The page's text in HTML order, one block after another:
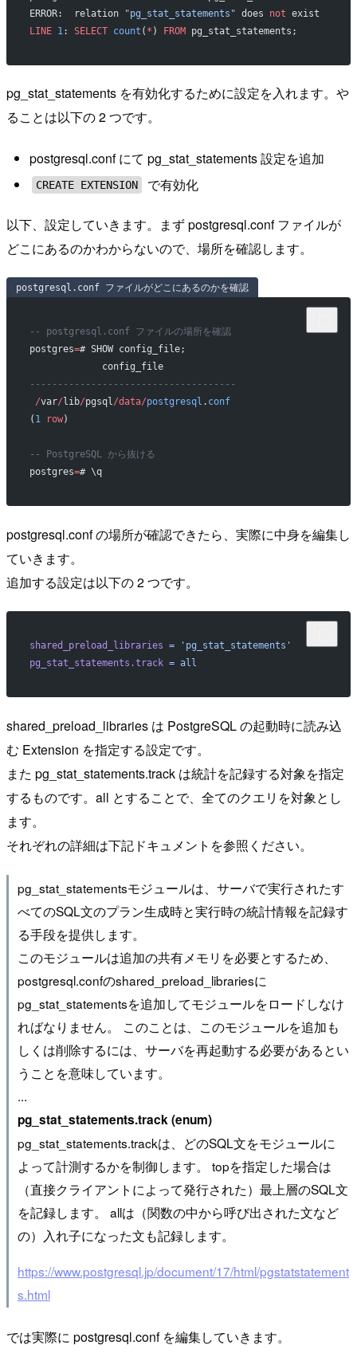
ERROR:  relation
"pg_stat_statements" does not exist
LINE 1 : SELECT count ( * ) FROM pg_stat_statements;
pg_stat_statements を有効化するために設定を入れます。や
ることは以下の 2 つです。
postgresql.conf にて pg_stat_statements 設定を追加
CREATE EXTENSION で有効化
以下、設定していきます。まず postgresql.conf ファイルが
どこにあるのかわからないので、場所を確認します。
postgresql.conf ファイルがどこにあるのかを確認
-- postgresql.conf ファイルの場所を確認
postgres=# SHOW config_file;
             config_file
-------------------------------------
/var/lib/pgsql/data/postgresql . conf
( 1 row)
-- PostgreSQL から抜ける
postgres=# \q
postgresql.conf の場所が確認できたら、実際に中身を編集し
ていきます。
追加する設定は以下の 2 つです。
shared_preload_libraries = 'pg_stat_statements'
pg_stat_statements.track = all
shared_preload_libraries は PostgreSQL の起動時に読み込
む Extension を指定する設定です。
また pg_stat_statements.track は統計を記録する対象を指定
するものです。all とすることで、全てのクエリを対象とし
ます。
それぞれの詳細は下記ドキュメントを参照ください。
pg_stat_statementsモジュールは、サーバで実行されたす
べてのSQL文のプラン生成時と実行時の統計情報を記録す
る手段を提供します。
このモジュールは追加の共有メモリを必要とするため、
postgresql.confのshared_preload_librariesに
pg_stat_statementsを追加してモジュールをロードしなけ
ればなりません。 このことは、このモジュールを追加も
しくは削除するには、サーバを再起動する必要があるとい
うことを意味しています。
...
pg_stat_statements.track (enum)
pg_stat_statements.trackは、どのSQL文をモジュールに
よって計測するかを制御します。 topを指定した場合は
（直接クライアントによって発行された）最上層のSQL文
を記録します。 allは（関数の中から呼び出された文など
の）入れ子になった文も記録します。
https://www.postgresql.jp/document/17/html/pgstatstatement
s.html
では実際に postgresql.conf を編集していきます。